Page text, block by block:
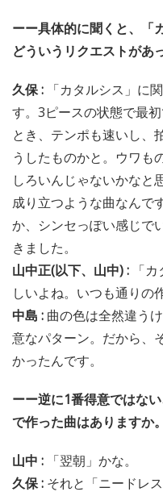
ーー具体的に聞くと、「
どういうリクエストがあ
久保 : 「カタルシス」に
す。3ピースの状態で最
とき、テンポも速いし、
うしたものかと。ウワも
しろいんじゃないかなと
成り立つような曲なんで
か、シンセっぽい感じで
きました。
山中正(以下、山中) : 「
しいよね。いつも通りの
中島 : 曲の色は全然違う
意なパターン。だから、
かったんです。
ーー逆に1番得意ではな
で作った曲はありますか。
山中 : 「翌朝」かな。
久保 : それと「ニードレ